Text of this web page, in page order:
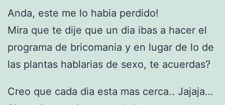
Anda, este me lo habia perdido!
Mira que te dije que un dia ibas a hacer el
programa de bricomania y en lugar de lo de
las plantas hablarias de sexo, te acuerdas?
Creo que cada dia esta mas cerca.. Jajaja…